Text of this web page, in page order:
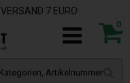
VERSAND 7 EURO
0